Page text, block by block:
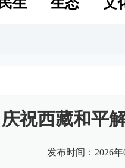
庆祝西藏和平
发布时间：2026年